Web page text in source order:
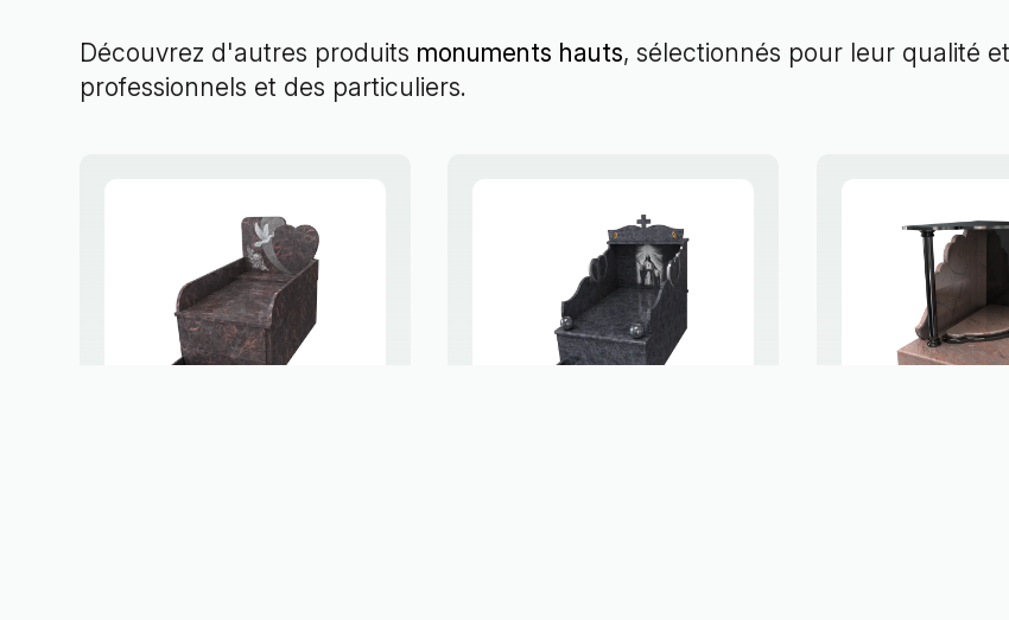
Découvrez d'autres produits monuments hauts, sélectionnés pour leur qualité
professionnels et des particuliers.